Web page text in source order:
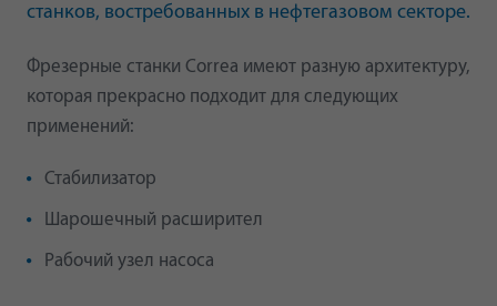
станков, востребованных в нефтегазовом секторе.
Фрезерные станки Correa имеют разную архитектуру,
которая прекрасно подходит для следующих
применений:
Стабилизатор
Шарошечный расширител
Рабочий узел насоса